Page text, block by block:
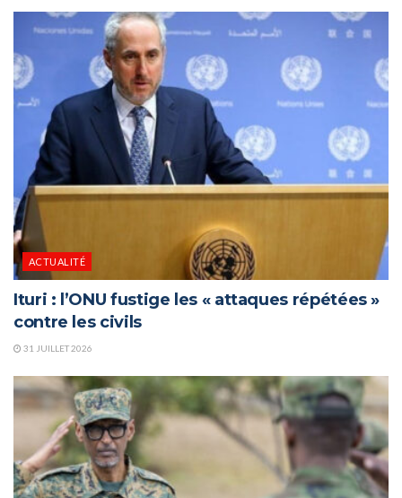
ACTUALITÉ
Ituri : l’ONU fustige les « attaques répétées »
contre les civils
31 JUILLET 2026